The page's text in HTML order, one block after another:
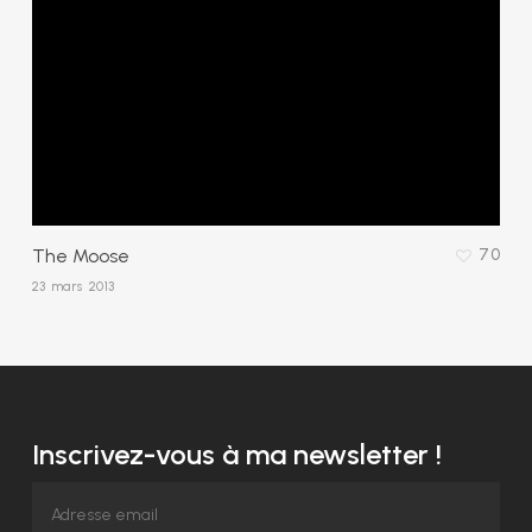
The Moose
23 mars 2013
70
Inscrivez-vous à ma newsletter !